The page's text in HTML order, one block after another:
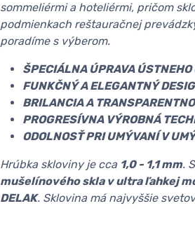
sommeliérmi a hoteliérmi, pričom
podmienkach reštauračnej
poradíme s výberom.
ŠPECIÁLNA ÚPRAVA
FUNKČNÝ A ELEGANTNÝ
BRILANCIA A
PROGRESÍVNA VÝROBNÁ
ODOLNOSŤ PRI UMÝVANÍ V
Hrúbka skloviny je cca 1,0 - 1,1 mm.
mušelínového skla v ultra ľahkej
DELAK. Sklovina má najvyššie